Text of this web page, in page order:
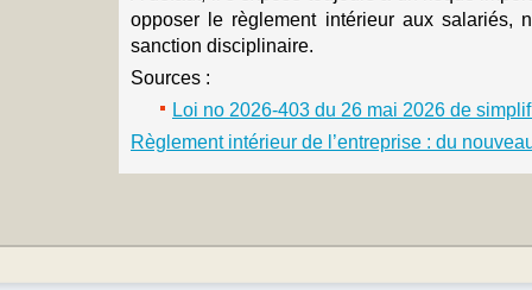
opposer le règlement intérieur aux salariés,
sanction disciplinaire.
Sources :
Loi no 2026-403 du 26 mai 2026 de
Règlement intérieur de l’entreprise : du